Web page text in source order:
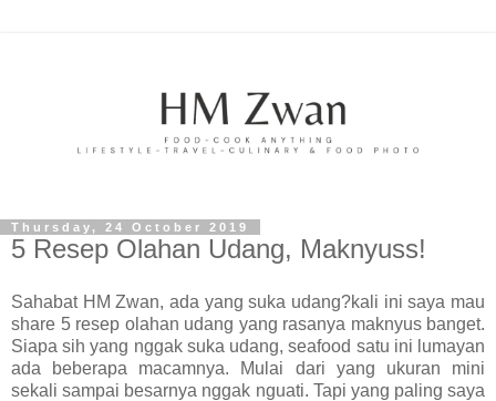
Thursday, 24 October 2019
5 Resep Olahan Udang, Maknyuss!
Sahabat HM Zwan, ada yang suka udang?kali ini saya mau
share 5 resep olahan udang yang rasanya maknyus banget.
Siapa sih yang nggak suka udang, seafood satu ini lumayan
ada beberapa macamnya. Mulai dari yang ukuran mini
sekali sampai besarnya nggak nguati. Tapi yang paling saya